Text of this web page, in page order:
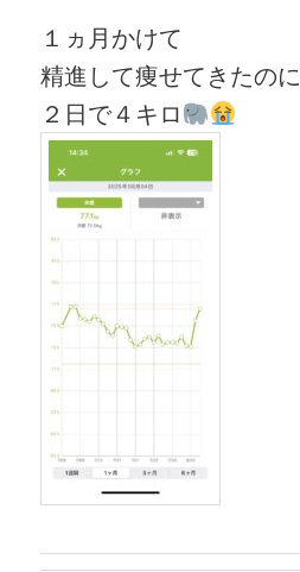
１ヵ月かけて
精進して痩せてきたのに
２日で４キロ